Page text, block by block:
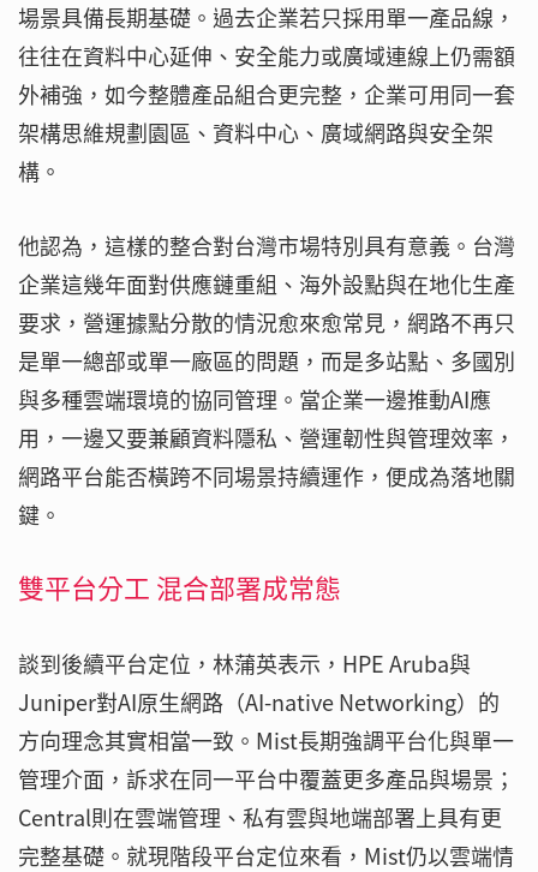
場景具備長期基礎。過去企業若只採用單一產品線，
往往在資料中心延伸、安全能力或廣域連線上仍需額
外補強，如今整體產品組合更完整，企業可用同一套
架構思維規劃園區、資料中心、廣域網路與安全架
構。
他認為，這樣的整合對台灣市場特別具有意義。台灣
企業這幾年面對供應鏈重組、海外設點與在地化生產
要求，營運據點分散的情況愈來愈常見，網路不再只
是單一總部或單一廠區的問題，而是多站點、多國別
與多種雲端環境的協同管理。當企業一邊推動AI應
用，一邊又要兼顧資料隱私、營運韌性與管理效率，
網路平台能否橫跨不同場景持續運作，便成為落地關
鍵。
雙平台分工 混合部署成常態
談到後續平台定位，林蒲英表示，HPE Aruba與
Juniper對AI原生網路（AI-native Networking）的
方向理念其實相當一致。Mist長期強調平台化與單一
管理介面，訴求在同一平台中覆蓋更多產品與場景；
Central則在雲端管理、私有雲與地端部署上具有更
完整基礎。就現階段平台定位來看，Mist仍以雲端情